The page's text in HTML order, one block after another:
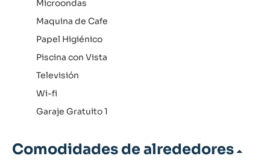
Microondas
Maquina de Cafe
Papel Higiénico
Piscina con Vista
Televisión
Wi-fi
Garaje Gratuito 1
Comodidades de alrededores